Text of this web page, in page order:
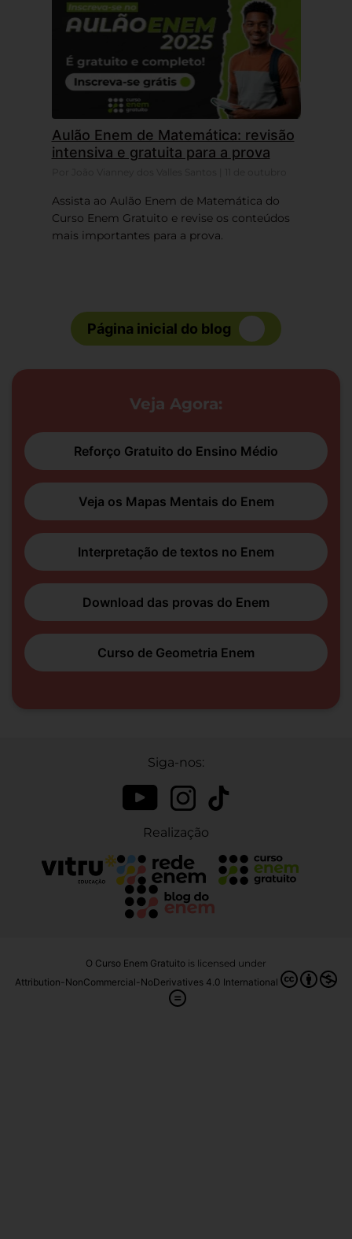
Aulão Enem de Matemática: revisão
intensiva e gratuita para a prova
Assista ao Aulão Enem de Matemática do
Curso Enem Gratuito e revise os conteúdos
mais importantes para a prova.
Página inicial do blog
Veja Agora:
Reforço Gratuito do Ensino Médio
Veja os Mapas Mentais do Enem
Interpretação de textos no Enem
Download das provas do Enem
Curso de Geometria Enem
Siga-nos:
Realização
O Curso Enem Gratuito is licensed under
Attribution-NonCommercial-NoDerivatives 4.0 International